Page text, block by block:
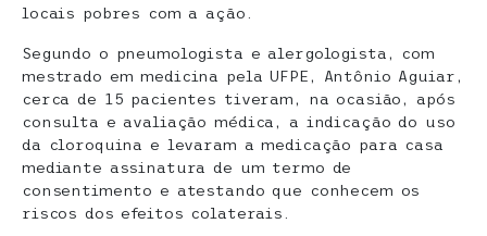
locais pobres com a ação.
Segundo o pneumologista e alergologista, com
mestrado em medicina pela UFPE, Antônio Aguiar,
cerca de 15 pacientes tiveram, na ocasião, após
consulta e avaliação médica, a indicação do uso
da cloroquina e levaram a medicação para casa
mediante assinatura de um termo de
consentimento e atestando que conhecem os
riscos dos efeitos colaterais.